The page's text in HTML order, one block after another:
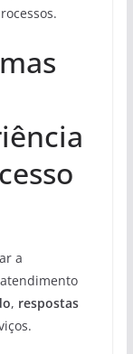
a
, respostas